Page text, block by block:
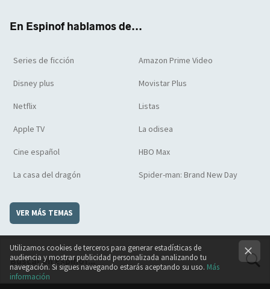
En Espinof hablamos de...
Series de ficción Amazon Prime Video
Disney plus Movistar Plus
Netflix Listas
Apple TV La odisea
Cine español HBO Max
La casa del dragón Spider-man: Brand New Day
VER MÁS TEMAS
Utilizamos cookies de terceros para generar estadísticas de
audiencia y mostrar publicidad personalizada analizando tu
navegación. Si sigues navegando estarás aceptando su uso. Más
información